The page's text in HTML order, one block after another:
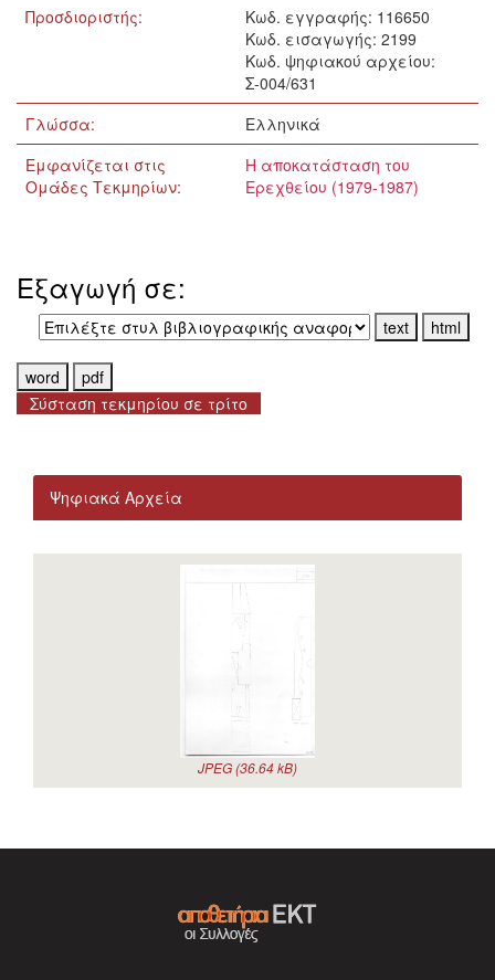
Προσδιοριστής:
Κωδ. εγγραφής: 116650
Κωδ. εισαγωγής: 2199
Κωδ. ψηφιακού αρχείου:
Σ-004/631
Γλώσσα:
Ελληνικά
Εμφανίζεται στις
Ομάδες Τεκμηρίων:
Η αποκατάσταση του
Ερεχθείου (1979-1987)
Εξαγωγή σε:
Σύσταση τεκμηρίου σε τρίτο
Ψηφιακά Αρχεία
JPEG (36.64 kB)